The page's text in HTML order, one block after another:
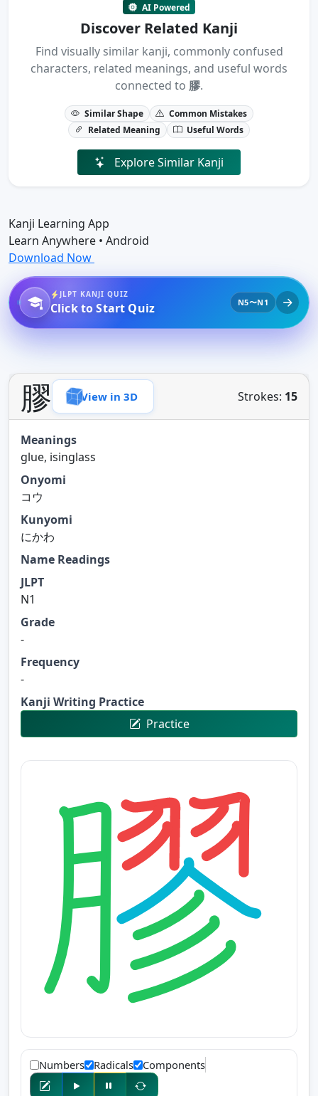
AI Powered
Discover Related Kanji
Find visually similar kanji, commonly confused
characters, related meanings, and useful words
connected to 膠.
Similar Shape
Common Mistakes
Related Meaning
Useful Words
Explore Similar Kanji
Kanji Learning App
Learn Anywhere • Android
Download Now
JLPT KANJI QUIZ
Click to Start Quiz N5〜N1
膠 View in 3D Strokes: 15
Meanings
glue, isinglass
Onyomi
コウ
Kunyomi
にかわ
Name Readings
JLPT
N1
Grade
-
Frequency
-
Kanji Writing Practice
Practice
Numbers Radicals Components